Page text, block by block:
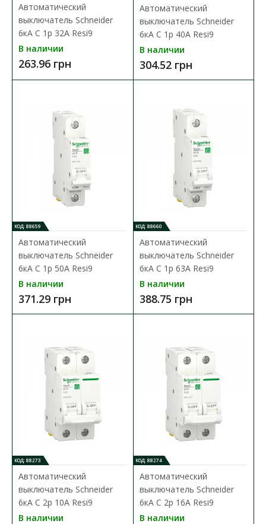
Автоматический выключатель Schneider 6кА C 1p
Доступность: В наличии
Серия модульных автоматических выключателей
Schneider Resi9 предназначена для применения на объ..
224.65 грн
В КОРЗИНУ
В сравнения
В закладки
Автоматический
выключатель Schneider
6кА C 1p 32А Resi9
В наличии
263.96 грн
Автоматический
выключатель Schneider
6кА C 1p 40А Resi9
В наличии
304.52 грн
КОД: 88659
Автоматический
выключатель Schneider
6кА C 1p 50А Resi9
В наличии
371.29 грн
КОД: 88660
Автоматический
выключатель Schneider
6кА C 1p 63А Resi9
В наличии
388.75 грн
КОД: 88273
Автоматический
выключатель Schneider
6кА C 2p 10А Resi9
В наличии
КОД: 88274
Автоматический
выключатель Schneider
6кА C 2p 16А Resi9
В наличии